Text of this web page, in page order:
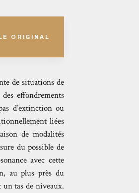
ORIGINAL
de situations de
effondrements
d’extinction ou
liées
de modalités
du possible de
avec cette
au plus près du
tas de niveaux.